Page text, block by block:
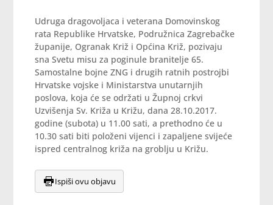
Udruga dragovoljaca i veterana Domovinskog
rata Republike Hrvatske, Podružnica Zagrebačke
županije, Ogranak Križ i Općina Križ, pozivaju
sna Svetu misu za poginule branitelje 65.
Samostalne bojne ZNG i drugih ratnih postrojbi
Hrvatske vojske i Ministarstva unutarnjih
poslova, koja će se održati u Župnoj crkvi
Uzvišenja Sv. Križa u Križu, dana 28.10.2017.
godine (subota) u 11.00 sati, a prethodno će u
10.30 sati biti položeni vijenci i zapaljene svijeće
ispred centralnog križa na groblju u Križu.
Ispiši ovu objavu